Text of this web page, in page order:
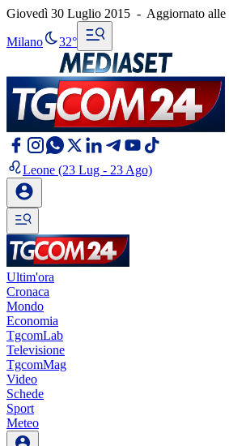
Giovedì 30 Luglio 2015 - Aggiornato alle
Milano 32°
Leone (23 Lug - 23 Ago)
Ultim'ora
Cronaca
Mondo
Economia
TgcomLab
Televisione
TgcomMag
Video
Schede
Sport
Meteo